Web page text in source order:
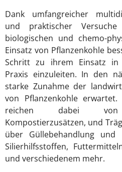
Dank umfangreicher
und praktischer
biologischen und chemo-
Einsatz von Pflanzenkohle
Schritt zu ihrem Einsatz in
Praxis einzuleiten. In den
starke Zunahme der
von Pflanzenkohle erwartet.
reichen dabei von
Kompostierzusätzen, und
über Güllebehandlung
Silierhilfsstoffen,
und verschiedenem mehr.